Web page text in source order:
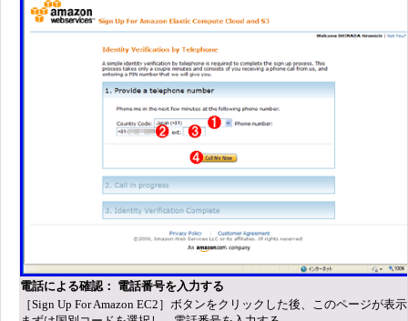
電話による確認： 電話番号を入力する
［Sign Up For Amazon EC2］ボタンをクリックした後、このページが表